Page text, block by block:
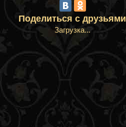
Поделиться с друзьями
Загрузка...